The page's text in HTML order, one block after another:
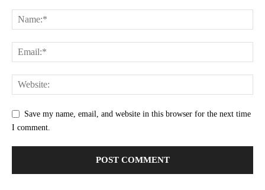
Save my name, email, and website in this browser for the next time
I comment.